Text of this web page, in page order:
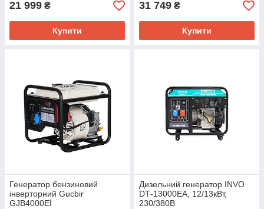
21 999 ₴
Купити
31 749 ₴
Купити
Генератор бензиновий
інверторний Gucbir
GJB4000Eİ
Дизельний генератор INVO
DТ-13000EA, 12/13кВт,
230/380В